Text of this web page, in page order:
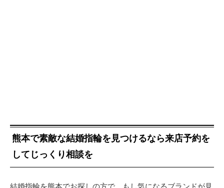
熊本で素敵な結婚指輪を見つけるなら来店予約を
してじっくり相談を
結婚指輪を熊本でお探しの方で、もし気になるブランドが見